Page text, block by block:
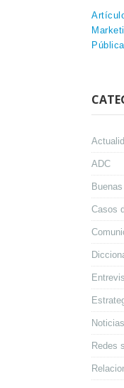
ADC
Casos
Redes